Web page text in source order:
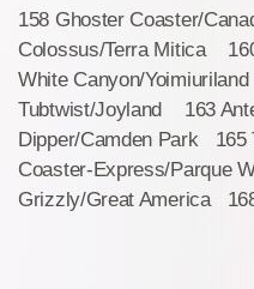
158 Ghoster Coaster/
Colossus/Terra Mitica
White Canyon/
Tubtwist/Joyland 163
Dipper/Camden Park 165
Coaster-Express/Parque
Grizzly/Great America